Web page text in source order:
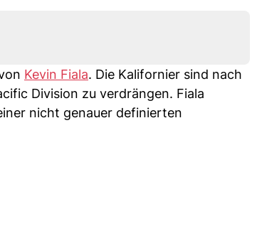
Kevin Fiala. Die Kalifornier sind nach
Division zu verdrängen. Fiala
nicht genauer definierten